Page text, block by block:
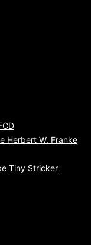
Herbert W. Franke
Tiny Stricker